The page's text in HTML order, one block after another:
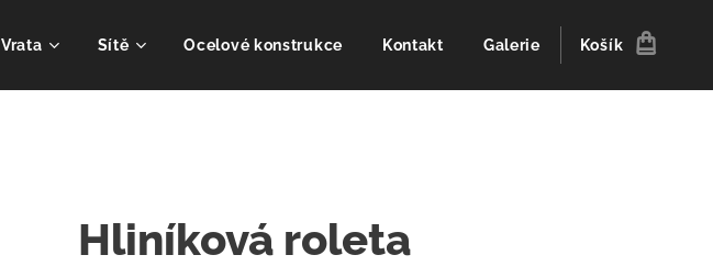
Vrata Sítě Ocelové konstrukce Kontakt Galerie Košík
Hliníková roleta